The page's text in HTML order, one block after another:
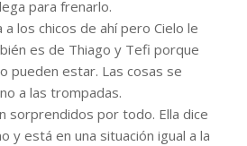
para frenarlo.
los chicos de ahí pero Cielo le
es de Thiago y Tefi porque
pueden estar. Las cosas se
a las trompadas.
sorprendidos por todo. Ella dice
y está en una situación igual a la